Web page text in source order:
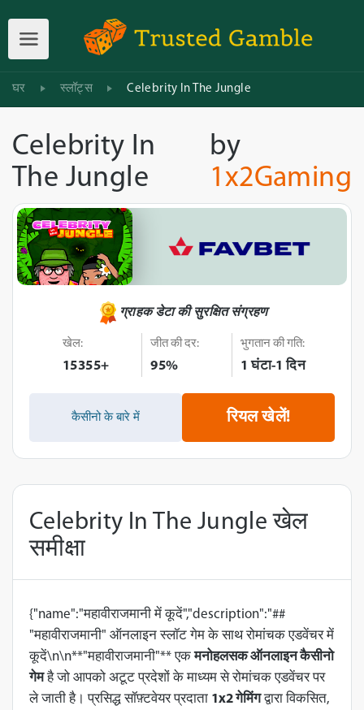
घर स्लॉट्स Celebrity In The Jungle
Celebrity In
The Jungle
by
1x2Gaming
ग्राहक डेटा की सुरक्षित संग्रहण
खेल:
15355+
जीत की दर:
95%
भुगतान की गति:
1 घंटा-1 दिन
रियल खेलें!
कैसीनो के बारे में
Celebrity In The Jungle खेल
समीक्षा
{"name":"महावीराजमानी में कूदें","description":"##
"महावीराजमानी" ऑनलाइन स्लॉट गेम के साथ रोमांचक एडवेंचर में
कूदें\n\n**"महावीराजमानी"** एकमनोहलसक ऑनलाइन कैसीनो
गेमहै जो आपको अटूट प्रदेशों के माध्यम से रोमांचक एडवेंचर पर
ले जाती है। प्रसिद्ध सॉफ़्टवेयर प्रदाता 1x2 गेमिंगद्वारा विकसित,